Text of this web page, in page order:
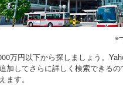
万円以下から探しましょう。
加してさらに詳しく検索できる
ます。